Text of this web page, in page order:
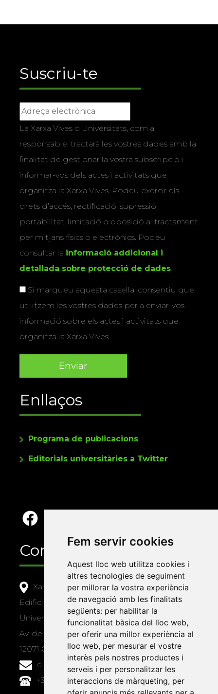
Fem servir cookies
Aquest lloc web utilitza cookies i
altres tecnologies de seguiment
per millorar la vostra experiència
de navegació amb les finalitats
següents: per habilitar la
funcionalitat bàsica del lloc web,
per oferir una millor experiència al
lloc web, per mesurar el vostre
interès pels nostres productes i
serveis i per personalitzar les
interaccions de màrqueting, per
Suscriu-te
La Xarxa Vives d’Universitats, com a
responsable, tractarà les vostres dades amb la
finalitat de gestionar la vostra subscripció i
informar-vos dels actes i activitats que
organitza la Xarxa Vives. Podeu exercir els
drets d’accés, rectificació, supressió,
portabilitat, limitació o oposició al tractament
per mitjans físics o electrònics. Podeu
consultar la informació addicional i
detallada sobre protecció de dades.
Si marqueu aquesta casella, consentiu que
utilitzem les vostres dades per a enviar-vos
informació sobre els actes i activitats que
organitza la Xarxa Vives.
Enllaços
Programa de publicacions
Editorials universitàries a Twitter
Contacte
Xarxa Vives d'Universitats
Edifici Àgora
Universitat Jaume I, local 10
Av. de Vicent Sos Baynat, s/n
12071 Castelló de la Plana
e-buc@vives.org
+34 964 72 89 93